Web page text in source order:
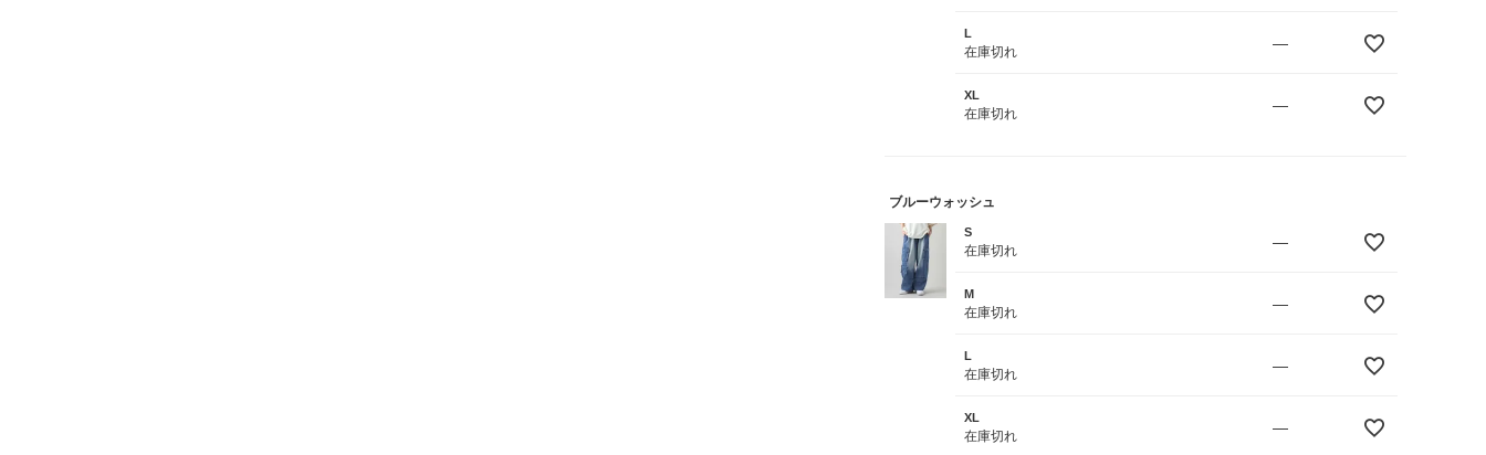
L
在庫切れ
—
XL
在庫切れ
—
ブルーウォッシュ
S
在庫切れ
—
M
在庫切れ
—
L
在庫切れ
—
XL
在庫切れ
—